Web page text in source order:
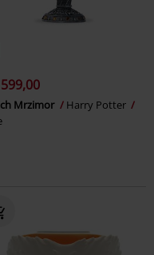
Mrzimor
Harry Potter